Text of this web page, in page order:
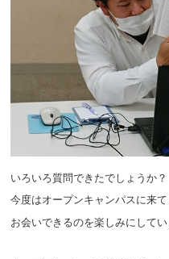
いろいろ質問できたでしょうか？
今度はオープンキャンパスに来て
お会いできるのを楽しみにしてい